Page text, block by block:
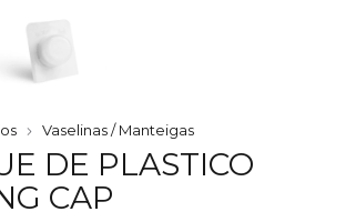
Vaselinas / Manteigas
DE PLASTICO
CAP